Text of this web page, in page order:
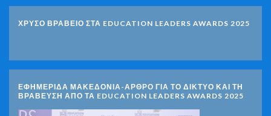
ΧΡΥΣΟ ΒΡΑΒΕΙΟ ΣΤΑ EDUCATION LEADERS AWARDS 2025
ΕΦΗΜΕΡΙΔΑ ΜΑΚΕΔΟΝΙΑ-ΑΡΘΡΟ ΓΙΑ ΤΟ ΔΙΚΤΥΟ ΚΑΙ ΤΗ
ΒΡΑΒΕΥΣΗ ΑΠΟ ΤΑ EDUCATION LEADERS AWARDS 2025